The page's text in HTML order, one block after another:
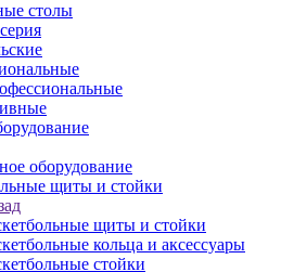
столы
оборудование
щиты и стойки
щиты и стойки
кольца и аксессуары
стойки